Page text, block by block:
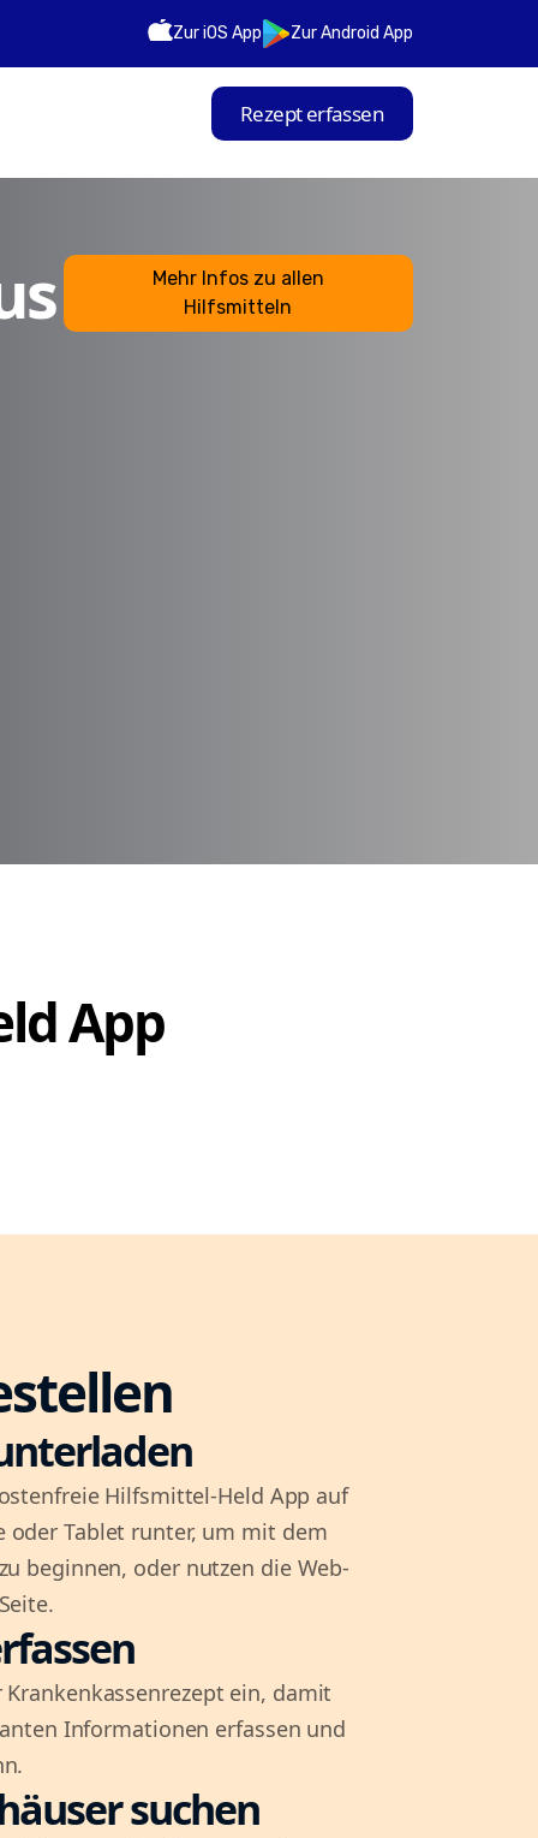
Zur iOS App Zur Android App
Rezept erfassen
Mehr Infos zu allen
Hilfsmitteln
App
Hilfsmittel-Held App auf
oder Tablet runter, um mit dem
beginnen, oder nutzen die Web-
Krankenkassenrezept ein, damit
Informationen erfassen und
suchen